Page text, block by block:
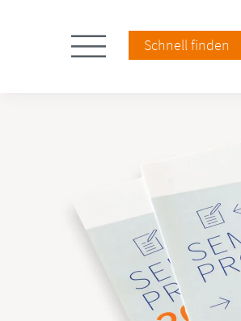
Schnell finden